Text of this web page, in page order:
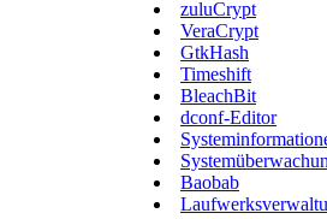
zuluCrypt
VeraCrypt
GtkHash
Timeshift
BleachBit
dconf-Editor
Baobab